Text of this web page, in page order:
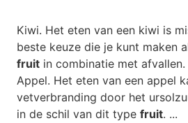
Kiwi. Het eten van een kiwi is
beste keuze die je kunt maken
fruit in combinatie met afvallen.
Appel. Het eten van een appel
vetverbranding door het
in de schil van dit type fruit. ...